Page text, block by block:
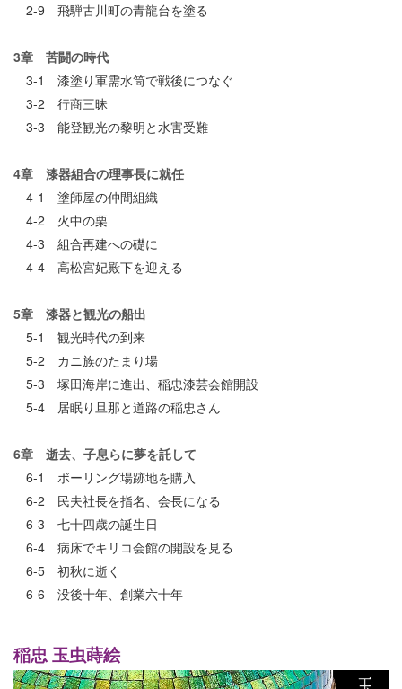
2-9 飛騨古川町の青龍台を塗る
3章 苦闘の時代
3-1 漆塗り軍需水筒で戦後につなぐ
3-2 行商三昧
3-3 能登観光の黎明と水害受難
4章 漆器組合の理事長に就任
4-1 塗師屋の仲間組織
4-2 火中の栗
4-3 組合再建への礎に
4-4 高松宮妃殿下を迎える
5章 漆器と観光の船出
5-1 観光時代の到来
5-2 カニ族のたまり場
5-3 塚田海岸に進出、稲忠漆芸会館開設
5-4 居眠り旦那と道路の稲忠さん
6章 逝去、子息らに夢を託して
6-1 ボーリング場跡地を購入
6-2 民夫社長を指名、会長になる
6-3 七十四歳の誕生日
6-4 病床でキリコ会館の開設を見る
6-5 初秋に逝く
6-6 没後十年、創業六十年
稲忠 玉虫蒔絵